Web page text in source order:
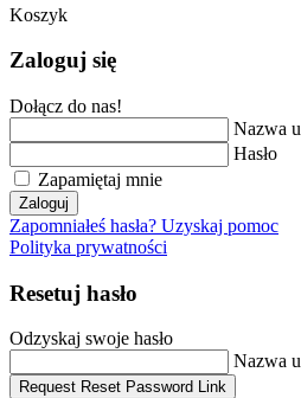
Koszyk
Zaloguj się
Dołącz do nas!
Nazwa
Hasło
Zapamiętaj mnie
Zaloguj
Zapomniałeś hasła? Uzyskaj pomoc
Polityka prywatności
Resetuj hasło
Odzyskaj swoje hasło
Nazwa
Request Reset Password Link